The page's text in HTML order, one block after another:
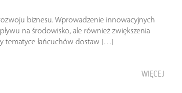
biznesu. Wprowadzenie innowacyjnych
na środowisko, ale również zwiększenia
tematyce łańcuchów dostaw […]
WIĘCEJ